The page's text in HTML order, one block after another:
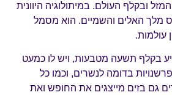
ובקלף העולם. במיתולוגיה היוונית
מלך האלים והשמיים. הוא מסמל
עולמות.
בקלף תשעה מטבעות, ויש לו כמעט
בדומה לנשרים, וכמו כל
גם בזים מייצגים את החופש ואת